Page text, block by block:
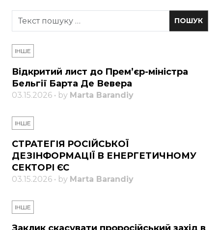
ІНШЕ
Відкритий лист до Прем’єр-міністра
Бельгії Барта Де Вевера
03.15.2026 • by Marta Barandiy
ІНШЕ
СТРАТЕГІЯ РОСІЙСЬКОЇ
ДЕЗІНФОРМАЦІЇ В ЕНЕРГЕТИЧНОМУ
СЕКТОРІ ЄС
03.15.2026 • by Marta Barandiy
ІНШЕ